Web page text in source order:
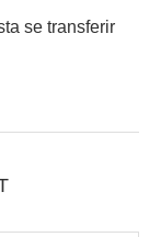
se transferir